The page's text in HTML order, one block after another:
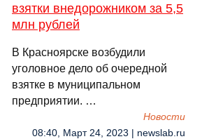
взятки внедорожником за 5,5
млн рублей
В Красноярске возбудили
уголовное дело об очередной
взятке в муниципальном
предприятии. …
Новости
08:40, Март 24, 2023 | newslab.ru